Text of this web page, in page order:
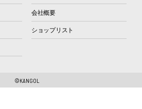
会社概要
ショップリスト
©KANGOL